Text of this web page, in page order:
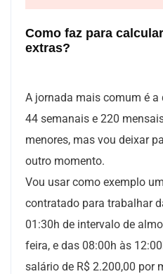
Como faz para
extras?
A jornada mais comum é a
44 semanais e 220
menores, mas vou deixar
outro momento.
Vou usar como exemplo um
contratado para trabalhar
01:30h de intervalo de
feira, e das 08:00h às
salário de R$ 2.200,00 por